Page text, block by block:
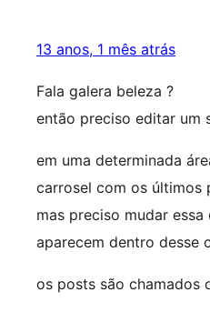
13 anos, 1 mês atrás
Fala galera beleza ?
então preciso editar um
em uma determinada
carrosel com os últimos
mas preciso mudar
aparecem dentro desse
os posts são chamados